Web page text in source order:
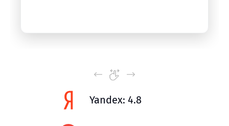
Yandex: 4.8